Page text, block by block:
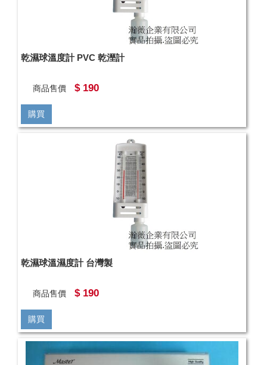
乾濕球溫度計 PVC 乾溼計
商品售價 $ 190
購買
乾濕球溫濕度計 台灣製
商品售價 $ 190
購買